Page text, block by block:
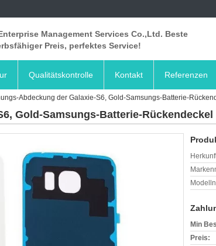
Management Services Co.,Ltd. Beste
Preis, perfektes Service!
Qualitätskontrolle Kontakt Referenzen
Abdeckung der Galaxie-S6, Gold-Samsungs-Batterie-
Gold-Samsungs-Batterie-Rückendeckel
Min
Preis: